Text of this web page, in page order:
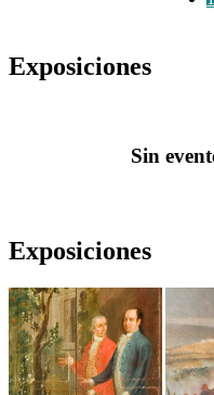
Exposiciones
Sin
Exposiciones